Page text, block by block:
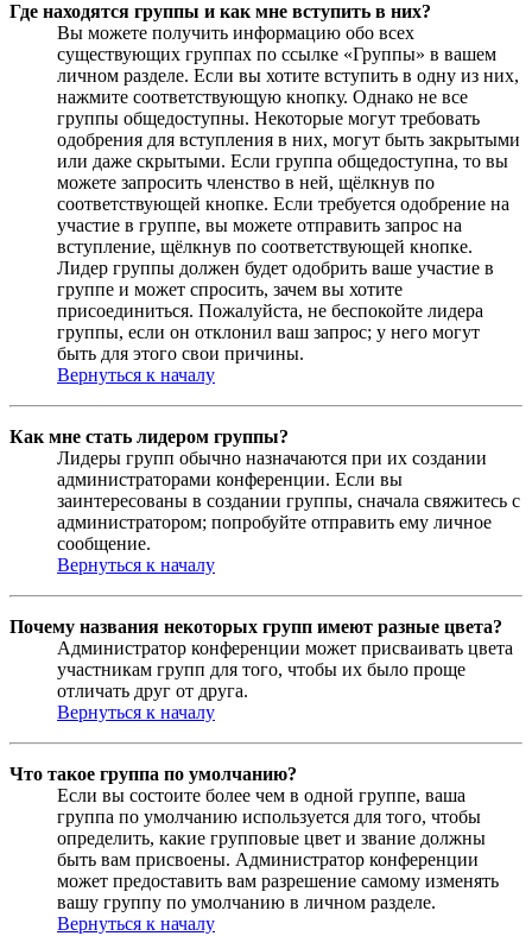
Где находятся группы и как мне вступить в них?
Вы можете получить информацию обо всех
существующих группах по ссылке «Группы» в вашем
личном разделе. Если вы хотите вступить в одну из них,
нажмите соответствующую кнопку. Однако не все
группы общедоступны. Некоторые могут требовать
одобрения для вступления в них, могут быть закрытыми
или даже скрытыми. Если группа общедоступна, то вы
можете запросить членство в ней, щёлкнув по
соответствующей кнопке. Если требуется одобрение на
участие в группе, вы можете отправить запрос на
вступление, щёлкнув по соответствующей кнопке.
Лидер группы должен будет одобрить ваше участие в
группе и может спросить, зачем вы хотите
присоединиться. Пожалуйста, не беспокойте лидера
группы, если он отклонил ваш запрос; у него могут
быть для этого свои причины.
Вернуться к началу
Как мне стать лидером группы?
Лидеры групп обычно назначаются при их создании
администраторами конференции. Если вы
заинтересованы в создании группы, сначала свяжитесь с
администратором; попробуйте отправить ему личное
сообщение.
Вернуться к началу
Почему названия некоторых групп имеют разные цвета?
Администратор конференции может присваивать цвета
участникам групп для того, чтобы их было проще
отличать друг от друга.
Вернуться к началу
Что такое группа по умолчанию?
Если вы состоите более чем в одной группе, ваша
группа по умолчанию используется для того, чтобы
определить, какие групповые цвет и звание должны
быть вам присвоены. Администратор конференции
может предоставить вам разрешение самому изменять
вашу группу по умолчанию в личном разделе.
Вернуться к началу